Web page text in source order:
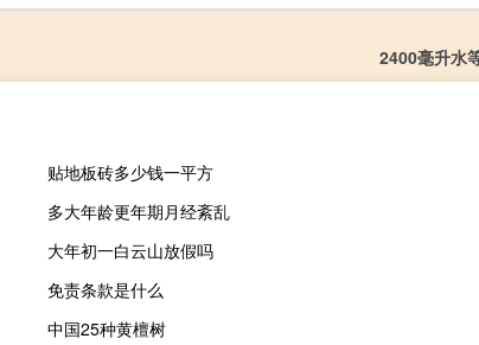
2400毫升水
贴地板砖多少钱一平方
多大年龄更年期月经紊乱
大年初一白云山放假吗
免责条款是什么
中国25种黄檀树